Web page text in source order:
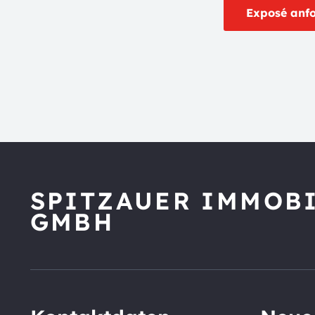
Exposé
SPITZAUER
GMBH